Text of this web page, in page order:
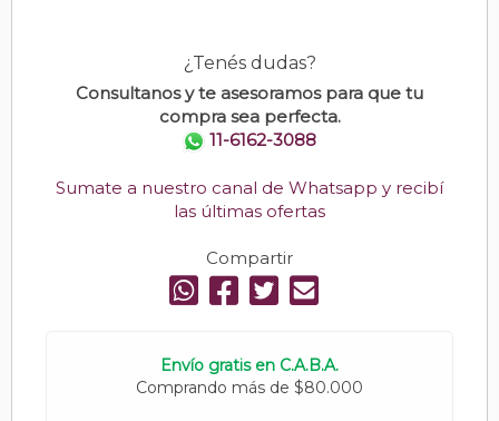
¿Tenés dudas?
Consultanos y te asesoramos para que tu
compra sea perfecta.
11-6162-3088
Sumate a nuestro canal de Whatsapp y recibí
las últimas ofertas
Compartir
Envío gratis en C.A.B.A.
Comprando más de $80.000